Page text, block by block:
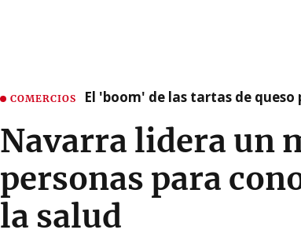
COMERCIOS El 'boom' de las tartas de
Navarra lidera un
personas para
la salud